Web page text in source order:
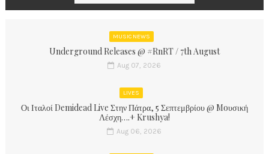
MUSIC NEWS
Underground Releases @ #RnRT / 7th August
Aug 07, 2026
LIVES
Οι Ιταλοί Demidead Live Στην Πάτρα, 5 Σεπτεμβρίου @ Moυσική
Λέσχη….+ Krushya!
Aug 06, 2026